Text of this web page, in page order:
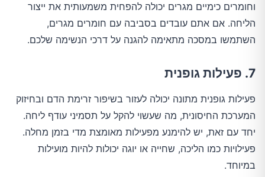
וחומרים כימיים מגרים יכולה להפחית משמעותית את ייצור
הליחה. אם אתם עובדים בסביבה עם חומרים מגרים,
השתמשו במסכה מתאימה להגנה על דרכי הנשימה שלכם.
7. פעילות גופנית
פעילות גופנית מתונה יכולה לעזור בשיפור זרימת הדם ובחיזוק
המערכת החיסונית, מה שעשוי להקל על תסמיני עודף ליחה.
יחד עם זאת, יש להימנע מפעילות מאומצת מדי בזמן מחלה.
פעילויות כמו הליכה, שחייה או יוגה יכולות להיות מועילות
במיוחד.